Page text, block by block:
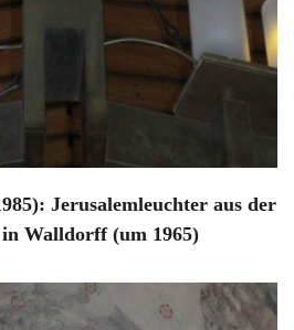
Jerusalemleuchter aus der
Walldorff (um 1965)